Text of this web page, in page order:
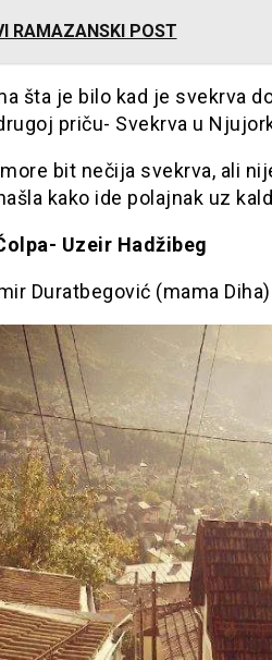
RAMAZANSKI POST
šta je bilo kad je svekrva
priču- Svekrva u
bit nečija svekrva, ali
kako ide polajnak uz
Uzeir Hadžibeg
Duratbegović (mama Diha)